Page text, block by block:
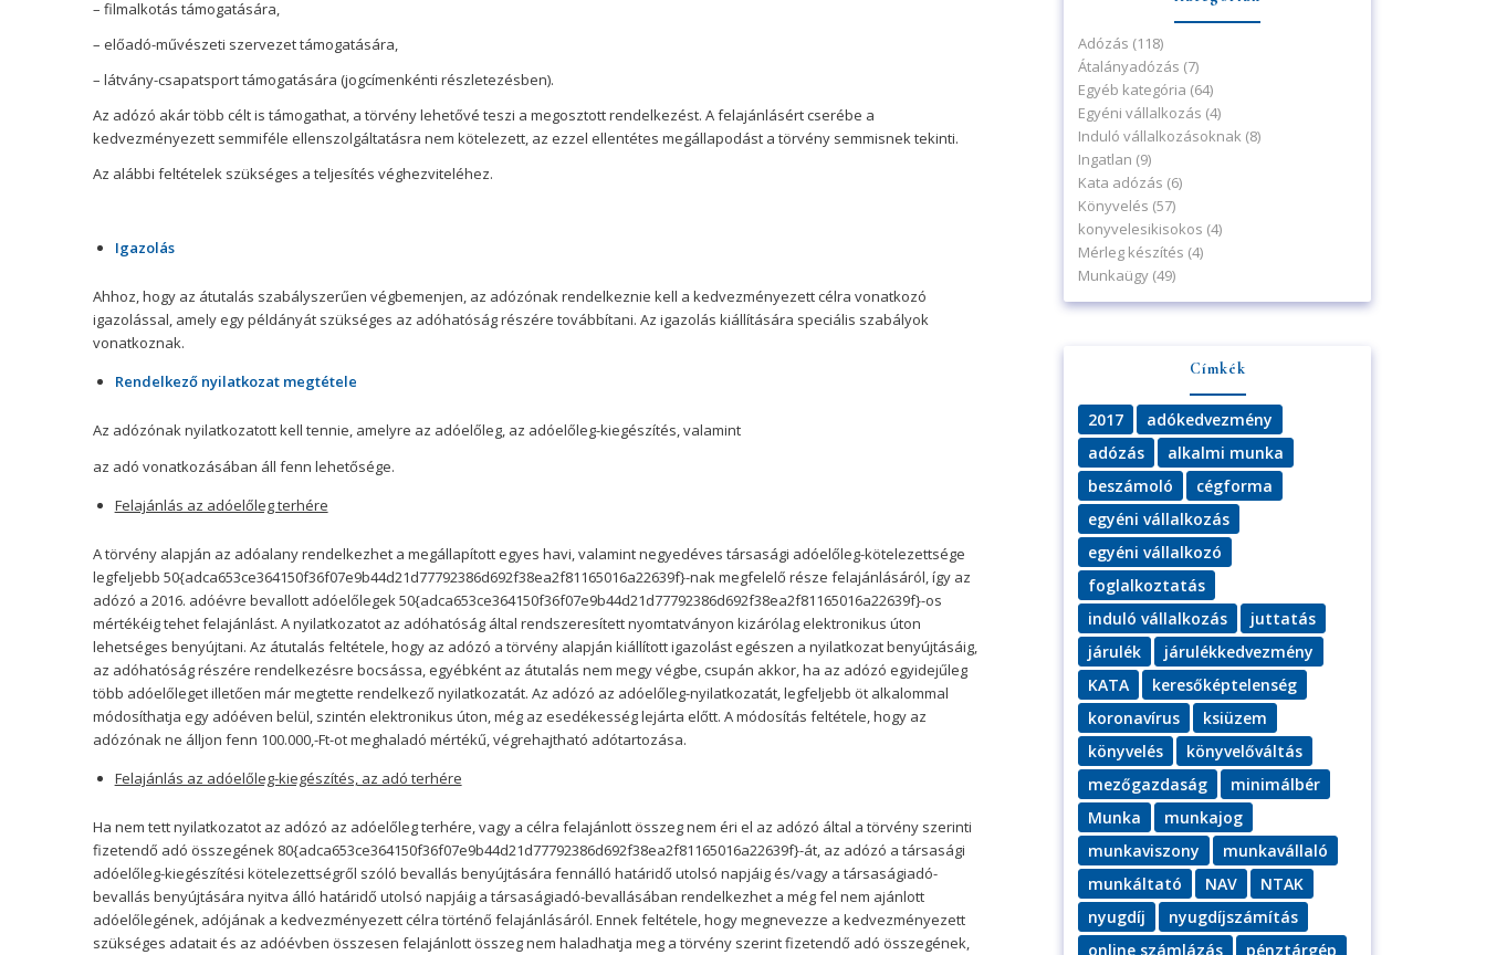
– filmalkotás támogatására,
– előadó-művészeti szervezet támogatására,
– látvány-csapatsport támogatására (jogcímenkénti részletezésben).
Az adózó akár több célt is támogathat, a törvény lehetővé teszi a megosztott rendelkezést. A felajánlásért cserébe a
kedvezményezett semmiféle ellenszolgáltatásra nem kötelezett, az ezzel ellentétes megállapodást a törvény semmisnek tekinti.
Az alábbi feltételek szükséges a teljesítés véghezviteléhez.
Igazolás
Ahhoz, hogy az átutalás szabályszerűen végbemenjen, az adózónak rendelkeznie kell a kedvezményezett célra vonatkozó
igazolással, amely egy példányát szükséges az adóhatóság részére továbbítani. Az igazolás kiállítására speciális szabályok
vonatkoznak.
Rendelkező nyilatkozat megtétele
Az adózónak nyilatkozatott kell tennie, amelyre az adóelőleg, az adóelőleg-kiegészítés, valamint
az adó vonatkozásában áll fenn lehetősége.
Felajánlás az adóelőleg terhére
A törvény alapján az adóalany rendelkezhet a megállapított egyes havi, valamint negyedéves társasági adóelőleg-kötelezettsége
legfeljebb 50{adca653ce364150f36f07e9b44d21d77792386d692f38ea2f81165016a22639f}-nak megfelelő része felajánlásáról, így az
adózó a 2016. adóévre bevallott adóelőlegek 50{adca653ce364150f36f07e9b44d21d77792386d692f38ea2f81165016a22639f}-os
mértékéig tehet felajánlást. A nyilatkozatot az adóhatóság által rendszeresített nyomtatványon kizárólag elektronikus úton
lehetséges benyújtani. Az átutalás feltétele, hogy az adózó a törvény alapján kiállított igazolást egészen a nyilatkozat benyújtásáig,
az adóhatóság részére rendelkezésre bocsássa, egyébként az átutalás nem megy végbe, csupán akkor, ha az adózó egyidejűleg
több adóelőleget illetően már megtette rendelkező nyilatkozatát. Az adózó az adóelőleg-nyilatkozatát, legfeljebb öt alkalommal
módosíthatja egy adóéven belül, szintén elektronikus úton, még az esedékesség lejárta előtt. A módosítás feltétele, hogy az
adózónak ne álljon fenn 100.000,-Ft-ot meghaladó mértékű, végrehajtható adótartozása.
Felajánlás az adóelőleg-kiegészítés, az adó terhére
Ha nem tett nyilatkozatot az adózó az adóelőleg terhére, vagy a célra felajánlott összeg nem éri el az adózó által a törvény szerinti
fizetendő adó összegének 80{adca653ce364150f36f07e9b44d21d77792386d692f38ea2f81165016a22639f}-át, az adózó a társasági
adóelőleg-kiegészítési kötelezettségről szóló bevallás benyújtására fennálló határidő utolsó napjáig és/vagy a társaságiadó-
bevallás benyújtására nyitva álló határidő utolsó napjáig a társaságiadó-bevallásában rendelkezhet a még fel nem ajánlott
adóelőlegének, adójának a kedvezményezett célra történő felajánlásáról. Ennek feltétele, hogy megnevezze a kedvezményezett
szükséges adatait és az adóévben összesen felajánlott összeg nem haladhatja meg a törvény szerint fizetendő adó összegének,
Adózás (118)
Átalányadózás (7)
Egyéb kategória (64)
Egyéni vállalkozás (4)
Induló vállalkozásoknak (8)
Ingatlan (9)
Kata adózás (6)
Könyvelés (57)
konyvelesikisokos (4)
Mérleg készítés (4)
Munkaügy(49)
Címkék
2017
adókedvezmény
adózás
alkalmi munka
beszámoló
cégforma
egyéni vállalkozás
egyéni vállalkozó
foglalkoztatás
induló vállalkozás
juttatás
járulék
járulékkedvezmény
KATA
keresőképtelenség
koronavírus
ksiüzem
könyvelés
könyvelőváltás
mezőgazdaság
minimálbér
Munka
munkajog
munkaviszony
munkavállaló
munkáltató
NAV
NTAK
nyugdíj
nyugdíjszámítás
online számlázás
pénztárgép